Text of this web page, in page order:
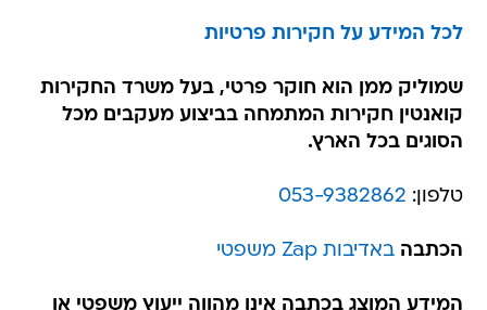
לכל המידע על חקירות פרטיות
שמוליק ממן הוא חוקר פרטי, בעל משרד החקירות
קואנטין חקירות המתמחה בביצוע מעקבים מכל
הסוגים בכל הארץ.
טלפון: 053-9382862
הכתבה באדיבות Zap משפטי
המידע המוצג בכתבה אינו מהווה ייעוץ משפטי או